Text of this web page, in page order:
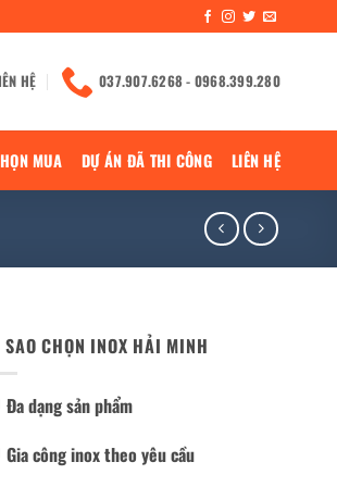
HỆ 037.907.6268 - 0968.399.280
MUA DỰ ÁN ĐÃ THI CÔNG LIÊN HỆ
CHỌN INOX HẢI MINH
Đa dạng sản phẩm
Gia công inox theo yêu cầu